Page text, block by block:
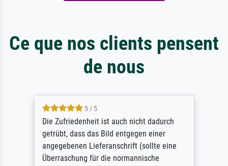
Ce que nos clients pensent
de nous
5 / 5
Die Zufriedenheit ist auch nicht dadurch
getrübt, dass das Bild entgegen einer
angegebenen Lieferanschrift (sollte eine
Überraschung für die normannische